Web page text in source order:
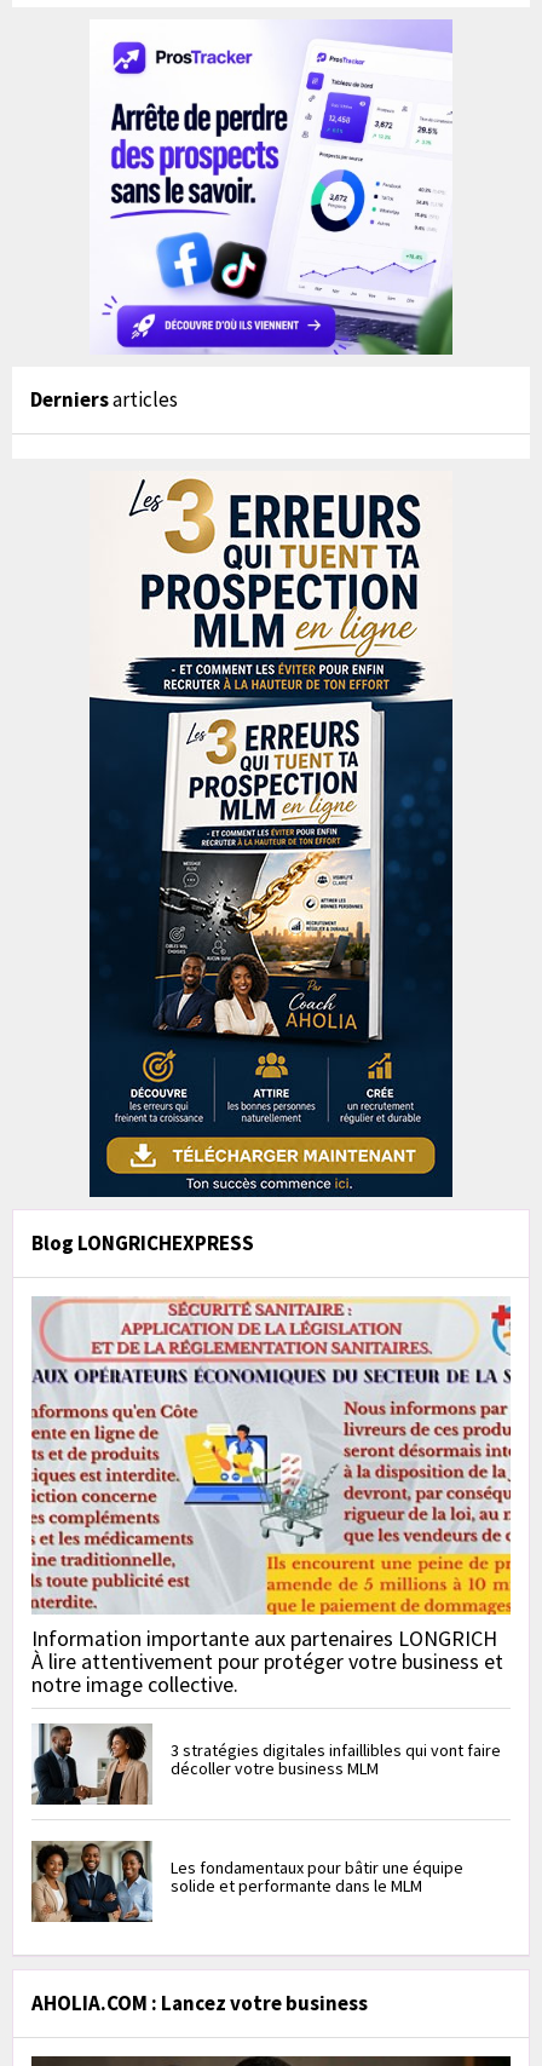
Derniersarticles
Blog LONGRICHEXPRESS
Information importante aux partenaires LONGRICH
À lire attentivement pour protéger votre business et
notre image collective.
3 stratégies digitales infaillibles qui vont faire
décoller votre business MLM
Les fondamentaux pour bâtir une équipe
solide et performante dans le MLM
AHOLIA.COM : Lancez votre business